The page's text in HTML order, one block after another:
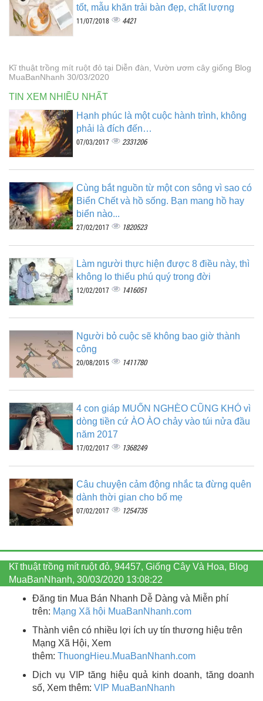
tốt, mẫu khăn trải bàn đẹp, chất lượng
11/07/2018 4421
Kĩ thuật trồng mít ruột đỏ tại Diễn đàn, Vườn ươm cây giống Blog
MuaBanNhanh 30/03/2020
TIN XEM NHIỀU NHẤT
Hạnh phúc là một cuộc hành trình, không
phải là đích đến…
07/03/2017 2331206
Cùng bắt nguồn từ một con sông vì sao có
Biển Chết và hồ sống. Bạn mang hồ hay
biển nào...
27/02/2017 1820523
Làm người thực hiện được 8 điều này, thì
không lo thiếu phú quý trong đời
12/02/2017 1416051
Người bỏ cuộc sẽ không bao giờ thành
công
20/08/2015 1411780
4 con giáp MUỐN NGHÈO CŨNG KHÓ vì
dòng tiền cứ ÀO ÀO chảy vào túi nửa đầu
năm 2017
17/02/2017 1368249
Câu chuyện cảm động nhắc ta đừng quên
dành thời gian cho bố mẹ
07/02/2017 1254735
Kĩ thuật trồng mít ruột đỏ, 94457, Giống Cây Và Hoa, Blog
MuaBanNhanh, 30/03/2020 13:08:22
Đăng tin Mua Bán Nhanh Dễ Dàng và Miễn phí
trên: Mạng Xã hội MuaBanNhanh.com
Thành viên có nhiều lợi ích uy tín thương hiệu trên
Mạng Xã Hội, Xem
thêm: ThuongHieu.MuaBanNhanh.com
Dịch vụ VIP tăng hiệu quả kinh doanh, tăng doanh
số, Xem thêm: VIP MuaBanNhanh